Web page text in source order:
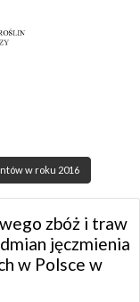
w roku 2016
zbóż i traw
jęczmienia
w Polsce w